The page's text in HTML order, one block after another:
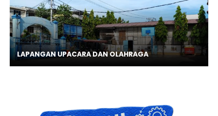
LAPANGAN UPACARA DAN OLAHRAGA